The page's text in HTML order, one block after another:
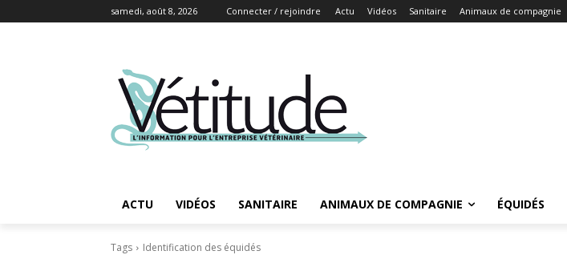
samedi, août 8, 2026 Connecter / rejoindre Actu Vidéos Sanitaire Animaux de compagnie
ACTU VIDÉOS SANITAIRE ANIMAUX DE COMPAGNIE ÉQUIDÉS
Tags Identification des équidés